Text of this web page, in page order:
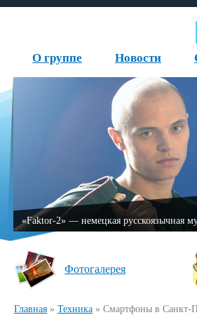
О группе Новости
«Fаktor-2» — немецкая
Фотогалерея
Главная » Техника » Смартфоны в Санкт-